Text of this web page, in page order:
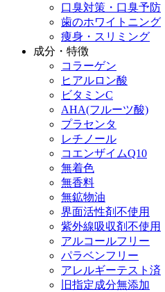
口臭対策・口臭予防
歯のホワイトニング
痩身・スリミング
成分・特徴
コラーゲン
ヒアルロン酸
ビタミンC
AHA(フルーツ酸)
プラセンタ
レチノール
コエンザイムQ10
無着色
無香料
無鉱物油
界面活性剤不使用
紫外線吸収剤不使用
アルコールフリー
パラベンフリー
アレルギーテスト済
旧指定成分無添加